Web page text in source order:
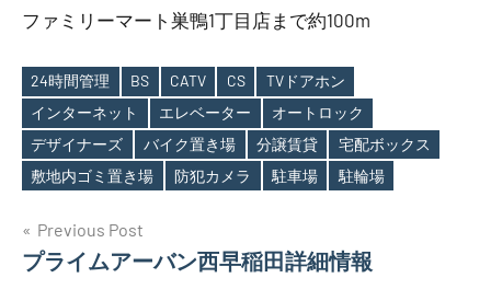
ファミリーマート巣鴨1丁目店まで約100m
Tags
24時間管理 BS CATV CS
TVドアホン
インターネット
エレベーター
オートロック
デザイナーズ
バイク置き場 分譲賃貸
宅配ボックス
敷地内ゴミ置き場
防犯カメラ 駐車場 駐輪場
投
稿
Previous Post
プライムアーバン西早稲田詳細情報